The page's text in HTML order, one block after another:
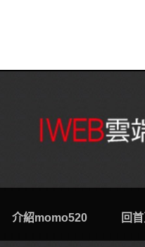
介紹momo520 回